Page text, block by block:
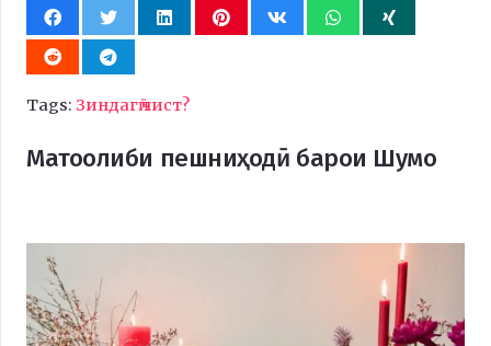
Tags: Зиндагӣ чист?
Матоолиби пешниҳодӣ барои Шумо